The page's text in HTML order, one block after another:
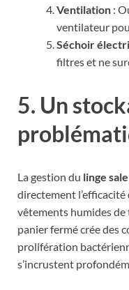
Ventilation :
ventilateur
Séchoir
filtres et ne
5. Un
La gestion du linge
directement l’efficacité
vêtements humides de
panier fermé crée des
prolifération
s’incrustent